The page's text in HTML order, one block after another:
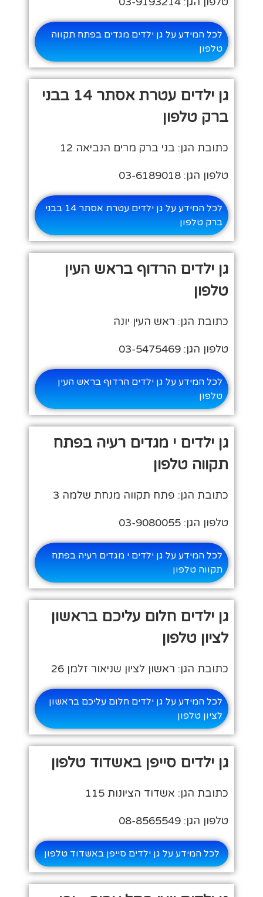
לכל המידע על גן ילדים מגדים בפתח תקווה
טלפון
גן ילדים עטרת אסתר 14 בבני
ברק טלפון
כתובת הגן: בני ברק מרים הנביאה 12
טלפון הגן: 03-6189018
לכל המידע על גן ילדים עטרת אסתר 14 בבני
ברק טלפון
גן ילדים הרדוף בראש העין
טלפון
כתובת הגן: ראש העין יונה
טלפון הגן: 03-5475469
לכל המידע על גן ילדים הרדוף בראש העין
טלפון
גן ילדים י מגדים רעיה בפתח
תקווה טלפון
כתובת הגן: פתח תקווה מנחת שלמה 3
טלפון הגן: 03-9080055
לכל המידע על גן ילדים י מגדים רעיה בפתח
תקווה טלפון
גן ילדים חלום עליכם בראשון
לציון טלפון
כתובת הגן: ראשון לציון שניאור זלמן 26
לכל המידע על גן ילדים חלום עליכם בראשון
לציון טלפון
גן ילדים סייפן באשדוד טלפון
כתובת הגן: אשדוד הציונות 115
טלפון הגן: 08-8565549
לכל המידע על גן ילדים סייפן באשדוד טלפון